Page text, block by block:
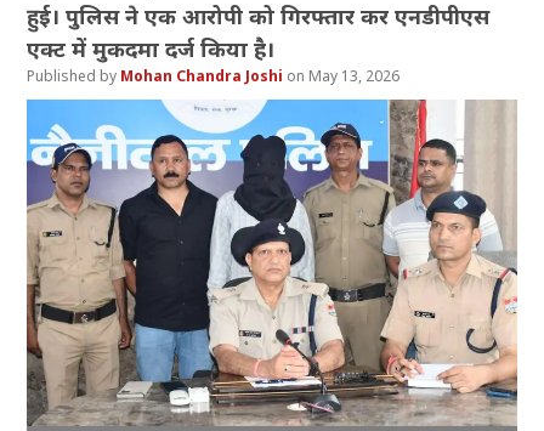
हुई। पुलिस ने एक आरोपी को गिरफ्तार कर एनडीपीएस
एक्ट में मुकदमा दर्ज किया है।
Mohan Chandra Joshi May 13, 2026